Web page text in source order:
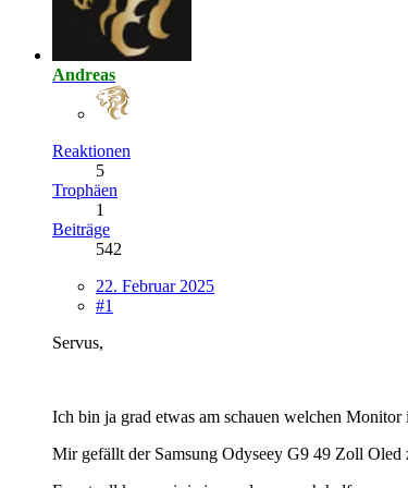
Andreas
Reaktionen
5
Trophäen
1
Beiträge
542
22. Februar 2025
#1
Servus,
Ich bin ja grad etwas am schauen welchen Monitor
Mir gefällt der Samsung Odyseey G9 49 Zoll Oled